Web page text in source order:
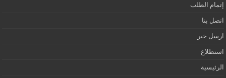
إتمام الطلب
اتصل بنا
ارسل خبر
استطلاع
الرئيسية